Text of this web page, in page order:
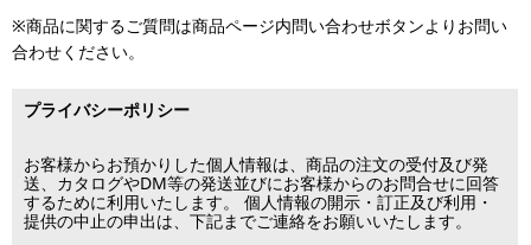
※銀行振り込み・郵便振替・コンビニ決済・PayPayオンライン決済
の場合、ご入金確認後の発送となります。
済・代引決済のみ当日出荷が可能です。
※クレジットカード・代引き決済以外のお支払方法を選択されてい
※メーカー発注品は除きます。
この日は出荷業務を行いませんので予めご了承下さい。
■営業日
※商品に関するご質問は商品ページ内問い合わせボタンよりお問い
合わせください。
プライバシーポリシー
お客様からお預かりした個人情報は、商品の注文の受付及び発
送、カタログやDM等の発送並びにお客様からのお問合せに回答
するために利用いたします。 個人情報の開示・訂正及び利用・
提供の中止の申出は、下記までご連絡をお願いいたします。